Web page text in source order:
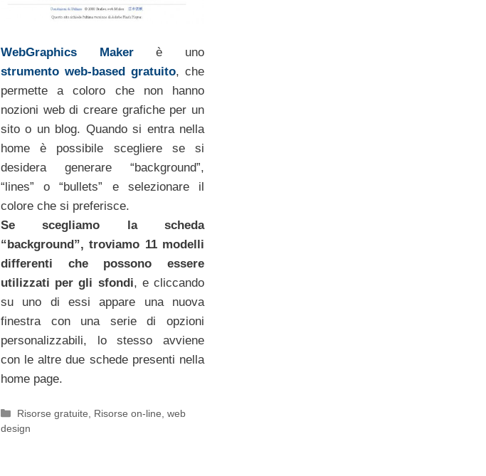
WebGraphics Makerè uno
strumento web-based gratuito, che
permette a coloro che non hanno
nozioni web di creare grafiche per un
sito o un blog. Quando si entra nella
home è possibile scegliere se si
desidera generare “background”,
“lines” o “bullets” e selezionare il
colore che si preferisce.
Se scegliamo la scheda
“background”, troviamo 11 modelli
differenti che possono essere
utilizzati per gli sfondi, e cliccando
su uno di essi appare una nuova
finestra con una serie di opzioni
personalizzabili, lo stesso avviene
con le altre due schede presenti nella
home page.
Categorie
Risorse gratuite Risorse on-line ,web
design